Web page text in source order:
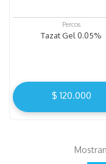
Percos
Tazat Gel 0.05%
$ 120.000